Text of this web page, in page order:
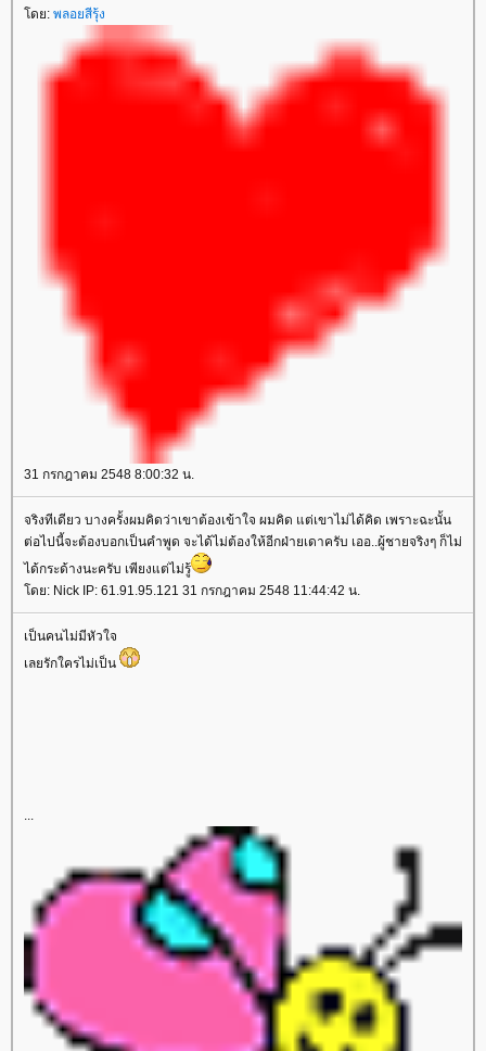
ดย: พลอยสีรุ้ง
31 กรกฎาคม 2548 8:00:32 น.
จริงทีเดียว บางครั้งผมคิดว่าเขาต้องเข้าใจ ผมคิด แต่เขาไม่ได้คิด เพราะฉะนั้น
ต่อไปนี้จะต้องบอกเป็นคำพูด จะได้ไม่ต้องให้อีกฝ่ายเดาครับ เออ..ผู้ชายจริงๆ ก็ไม่
ได้กระด้างนะครับ เพียงแต่ไม่รู้
ดย: Nick IP: 61.91.95.121 31 กรกฎาคม 2548 11:44:42 น.
เป็นคนไม่มีหัวใจ
เลยรักใครไม่เป็น
...